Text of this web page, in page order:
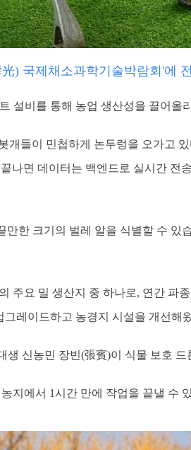
光) 국제채소과학기술박람회'에
설비를 통해 농업 생산성을 끌어올
개들이 민첩하게 논두렁을 오가고
나면 데이터는 백엔드로 실시간 전
한 크기의 벌레 알을 식별할 수 있
주요 밀 생산지 중 하나로, 연간 파
레이드하고 농경지 시설을 개선해
생 신농민 장빈(張賓)이 식물 보호
지에서 1시간 만에 작업을 끝낼 수